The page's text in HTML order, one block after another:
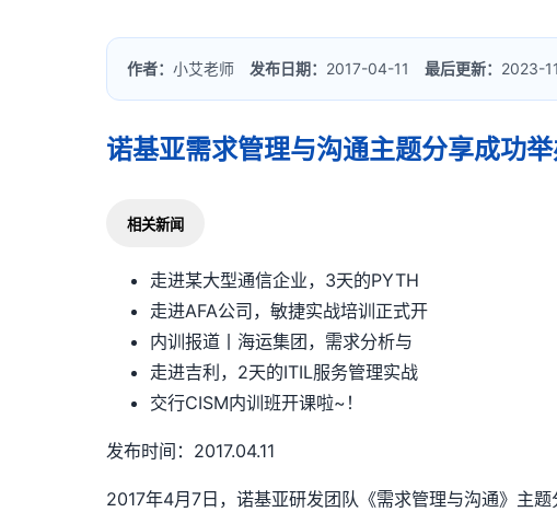
作者：小艾老师 发布日期： 2017-04-11最后更新： 2023-
诺基亚需求管理与沟通主题分享成功
相关新闻
走进某大型通信企业，3天的PYTH
走进AFA公司，敏捷实战培训正式开
内训报道丨海运集团，需求分析与
走进吉利，2天的ITIL服务管理实战
交行CISM内训班开课啦~！
发布时间：2017.04.11
2017年4月7日，诺基亚研发团队《需求管理与沟通》主题